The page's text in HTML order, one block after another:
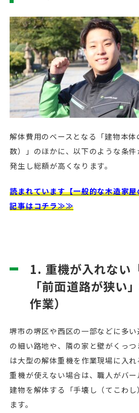
解体費用のベースとなる「建物本
数）」のほかに、以下のような条
発生し総額が高くなります。
読まれています【一般的な木造家
記事はコチラ≫≫
1. 重機が入れない
「前面道路が狭い
作業）
堺市の堺区や西区の一部などに多
の細い路地や、隣の家と壁がくっ
は大型の解体重機を作業現場に入れ
重機が使えない場合は、職人がバ
建物を解体する「手壊し（てこわ
ます。